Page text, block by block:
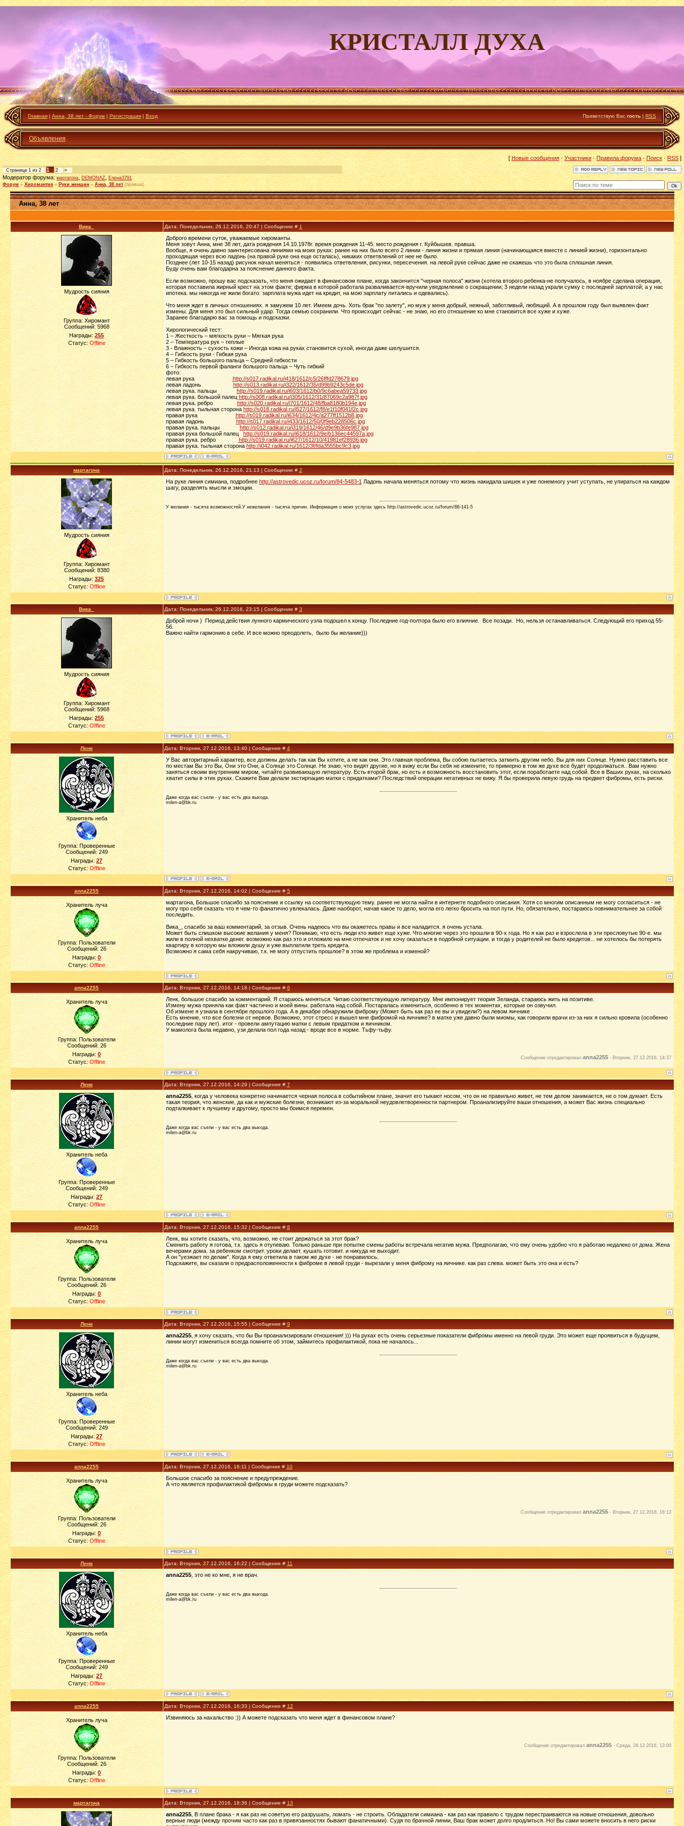
КРИСТАЛЛ ДУХА
Главная | Анна, 38 лет - Форум | Регистрация | Вход Приветствую Вас гость | RSS
Объявления
[Новые сообщения · Участники·Правила форума·Поиск · RSS ]
Страница 1 из 2 1 2 »
Модератор форума:мартагона DEMONAZ
Елена3791
Форум » Хиромантия » Руки женщин » Анна, 38 лет (правша)
Анна, 38 лет
Вика_ Дата: Понедельник, 26.12.2016, 20:47 | Сообщение # 1
Мудрость сияния
Группа: Хиромант
Сообщений: 5968
Награды:255
Статус: Offline
Доброго времени суток, уважаемые хироманты.
Меня зовут Анна, мне 38 лет, дата рождения 14.10.1978г. время рождения 11-45. место рождения г. Куйбышев. правша.
Вообще, я очень давно заинтересована линиями на моих руках: ранее на них было всего 2 линии - линия жизни и прямая линия (начинающаяся вместе с линией жизни), горизонтально
проходящая через всю ладонь (на правой руке она еще осталась), никаких ответвлений от нее не было.
Позднее (лет 10-15 назад) рисунок начал меняться - появились ответвления, рисунки, пересечения. на левой руке сейчас даже не скажешь что это была сплошная линия.
Буду очень вам благодарна за пояснение данного факта.
Если возможно, прошу вас подсказать, что меня ожидает в финансовом плане, когда закончится "черная полоса" жизни (хотела второго ребенка-не получалось, в ноябре сделана операция,
которая поставила жирный крест на этом факте; фирма в которой работала разваливается-вручили уведомление о сокращении; 3 недели назад украли сумку с последней зарплатой; а у нас
ипотека. мы никогда не жили богато: зарплата мужа идет на кредит, на мою зарплату питались и одевались).
Что меня ждет в личных отношениях. я замужем 10 лет. Имеем дочь. Хоть брак "по залету", но муж у меня добрый, нежный, заботливый, любящий. А в прошлом году был выявлен факт
измены. Для меня это был сильный удар. Тогда семью сохранили. Что происходит сейчас - не знаю, но его отношение ко мне становится все хуже и хуже.
Заранее благодарю вас за помощь и подсказки.
Хирологический тест:
1 – Жесткость – мягкость руки – Мягкая рука
2 – Температура рук – теплые
3 - Влажность – сухость кожи – Иногда кожа на руках становится сухой, иногда даже шелушится.
4 – Гибкость руки - Гибкая рука
5 – Гибкость большого пальца – Средней гибкости
6 – Гибкость первой фаланги большого пальца – Чуть гибкий
фото:
левая рука http://s017.radikal.ru/i418/1612/c5/26fffd278679.jpg
левая ладонь http://s013.radikal.ru/i322/1612/35/d99b9243c5de.jpg
левая рука. пальцы http://s019.radikal.ru/i603/1612/b0/9c6abea59733.jpg
левая рука. большой палец http://s008.radikal.ru/i305/1612/31/87069c2a987f.jpg
левая рука. ребро http://s020.radikal.ru/i701/1612/48/fba8180b194e.jpg
левая рука. тыльная сторона http://s018.radikal.ru/i527/1612/f8/e1f10f041f2c.jpg
правая рука http://s019.radikal.ru/i634/1612/4c/a277ff1512b8.jpg
правая ладонь http://s017.radikal.ru/i433/1612/50/0f9eb228506c.jpg
правая рука. пальцы http://s012.radikal.ru/i319/1612/46/d9e9b36fe987.jpg
правая рука большой палец http://s019.radikal.ru/i618/1612/9e/b136ec44597a.jpg
правая рука. ребро http://s019.radikal.ru/i627/1612/10/41981ef28936.jpg
правая рука. тыльная сторона http://i042.radikal.ru/1612/3f/fda3555bc9c3.jpg
мартагона Дата: Понедельник, 26.12.2016, 21:13 | Сообщение # 2
Мудрость сияния
Группа: Хиромант
Сообщений: 8380
Награды:325
Статус: Offline
На руке линия симиана, подробнее http://astrovedic.ucoz.ru/forum/84-5483-1 Ладонь начала меняться потому что жизнь накидала шишек и уже понемногу учит уступать, не упираться на каждом
шагу, разделять мысли и эмоции.
У желания - тысяча возможностей.У нежелания - тысяча причин. Информация о моих услугах здесь http://astrovedic.ucoz.ru/forum/86-141-5
Вика_ Дата: Понедельник, 26.12.2016, 23:15 | Сообщение # 3
Мудрость сияния
Группа: Хиромант
Сообщений: 5968
Награды:255
Статус: Offline
Доброй ночи ) Период действия лунного кармического узла подошел к концу. Последние год-полтора было его влияние. Все позади. Но, нельзя останавливаться. Следующий его приход 55-
56.
Важно найти гармонию в себе. И все можно преодолеть, было бы желание)))
Ленк Дата: Вторник, 27.12.2016, 13:40 | Сообщение # 4
Хранитель неба
Группа: Проверенные
Сообщений: 249
Награды:27
Статус: Offline
У Вас авторитарный характер, все должны делать так как Вы хотите, а не как они. Это главная проблема, Вы собою пытаетесь затмить другим небо. Вы для них Солнце. Нужно расставить все
по местам Вы это Вы, Они это Они, а Солнце это Солнце. Не знаю, что видят другие, но я вижу если Вы себя не измените, то примерно в том же духе все будет продолжаться.. Вам нужно
заняться своим внутренним миром, читайте развивающую литературу. Есть второй брак, но есть и возможность восстановить этот, если поработаете над собой. Все в Ваших руках, на сколько
хватит силы в этих руках. Скажите Вам делали экстирпацию матки с придатками? Последствий операции негативных не вижу. Я бы проверила левую грудь на предмет фибромы, есть риски.
Даже когда вас съели - у вас есть два выхода.
milen-a@bk.ru
anna2255 Дата: Вторник, 27.12.2016, 14:02 | Сообщение # 5
Хранитель луча
Группа: Пользователи
Сообщений:26
Награды: 0
Статус: Offline
мартагона, Большое спасибо за пояснение и ссылку на соответствующую тему. ранее не могла найти в интернете подобного описания. Хотя со многим описанным не могу согласиться - не
могу про себя сказать что я чем-то фанатично увлекалась. Даже наоборот, начав какое то дело, могла его легко бросить на пол пути. Но, обязательно, постараюсь повнимательнее за собой
последить.
Вика_, спасибо за ваш комментарий, за отзыв. Очень надеюсь что вы окажетесь правы и все наладится. я очень устала.
Может быть слишком высокие желания у меня? Понимаю, что есть люди кто живет еще хуже. Что многие через это прошли в 90-х года. Но я как раз и взрослела в эти пресловутые 90-е. мы
жили в полной нехватке денег. возможно как раз это и отложило на мне отпечаток и не хочу оказаться в подобной ситуации. и тогда у родителей не было кредитов... не хотелось бы потерять
квартиру в которую мы вложили душу и уже выплатили треть кредита.
Возможно я сама себя накручиваю, т.к. не могу отпустить прошлое? в этом же проблема и изменой?
anna2255 Дата: Вторник, 27.12.2016, 14:18 | Сообщение # 6
Хранитель луча
Группа: Пользователи
Сообщений:26
Награды: 0
Статус: Offline
Ленк, большое спасибо за комментарий. Я стараюсь меняться. Читаю соответствующую литературу. Мне импонирует теория Зеланда, стараюсь жить на позитиве.
Измену мужа приняла как факт частично и моей вины. работала над собой. Постаралась измениться, особенно в тех моментах, которые он озвучил.
Об измене я узнала в сентябре прошлого года. А в декабре обнаружили фиброму (Может быть как раз ее вы и увидели?) на левом яичнике .
Есть мнение, что все болезни от нервов. Возможно, этот стресс и вышел мне фибромой на яичнике? в матке уже давно были миомы, как говорили врачи из-за них я сильно кровила (особенно
последние пару лет). итог - провели ампутацию матки с левым придатком и яичником.
У мамолога была недавно, узи делала пол года назад - вроде все в норме. Тьфу-тьфу.
Сообщение отредактировал anna2255- Вторник, 27.12.2016, 14:37
Ленк Дата: Вторник, 27.12.2016, 14:29 | Сообщение # 7
Хранитель неба
Группа: Проверенные
Сообщений: 249
Награды:27
Статус: Offline
anna2255, когда у человека конкретно начинается черная полоса в событийном плане, значит его тыкают носом, что он не правильно живет, не тем делом занимается, не о том думает. Есть
такая теория, что женские, да как и мужские болезни, возникают из-за моральной неудовлетворенности партнером. Проанализируйте ваши отношения, а может Вас жизнь специально
подталкивает к лучшему и другому, просто мы боимся перемен.
Даже когда вас съели - у вас есть два выхода.
milen-a@bk.ru
anna2255 Дата: Вторник, 27.12.2016, 15:32 | Сообщение # 8
Хранитель луча
Группа: Пользователи
Сообщений:26
Награды: 0
Статус: Offline
Ленк, вы хотите сказать, что, возможно, не стоит держаться за этот брак?
Сменить работу я готова, т.к. здесь я отупеваю. Только раньше при попытке смены работы встречала негатив мужа. Предполагаю, что ему очень удобно что я работаю недалеко от дома. Жена
вечерами дома. за ребенком смотрит. уроки делает. кушать готовит. и никуда не выходит.
А он "уезжает по делам". Когда я ему ответила в таком же духе - не понравилось.
Подскажите, вы сказали о предрасположенности к фиброме в левой груди - вырезали у меня фиброму на яичнике. как раз слева. может быть это она и есть?
Ленк Дата: Вторник, 27.12.2016, 15:55 | Сообщение # 9
Хранитель неба
Группа: Проверенные
Сообщений: 249
Награды:27
Статус: Offline
anna2255, я хочу сказать, что бы Вы проанализировали отношения! ))) На руках есть очень серьезные показатели фибромы именно на левой груди. Это может еще проявиться в будущем,
линии могут измениться всегда помните об этом, займитесь профилактикой, пока не началось...
Даже когда вас съели - у вас есть два выхода.
milen-a@bk.ru
anna2255 Дата: Вторник, 27.12.2016, 16:11 | Сообщение # 10
Хранитель луча
Группа: Пользователи
Сообщений:26
Награды: 0
Статус: Offline
Большое спасибо за пояснение и предупреждение.
А что является профилактикой фибромы в груди можете подсказать?
Сообщение отредактировал anna2255- Вторник, 27.12.2016, 16:13
Ленк Дата: Вторник, 27.12.2016, 16:22 | Сообщение # 11
Хранитель неба
Группа: Проверенные
Сообщений: 249
Награды:27
Статус: Offline
anna2255, это не ко мне, я не врач.
Даже когда вас съели - у вас есть два выхода.
milen-a@bk.ru
anna2255 Дата: Вторник, 27.12.2016, 16:33 | Сообщение # 12
Хранитель луча
Группа: Пользователи
Сообщений:26
Награды: 0
Статус: Offline
Извиняюсь за нахальство :)) А можете подсказать что меня ждет в финансовом плане?
Сообщение отредактировал anna2255- Среда, 28.12.2016, 13:00
мартагона Дата: Вторник, 27.12.2016, 18:36 | Сообщение # 13
anna2255, В плане брака - я как раз не советую его разрушать, ломать - не строить. Обладатели симиана - как раз как правило с трудом перестраиваются на новые отношения, довольно
верные люди (между прочим часто как раз в привязанностях бывают фанатичными). Судя по брачной линии, Ваш брак может долго продлиться. Но! Вы сами можете вносить в него риски